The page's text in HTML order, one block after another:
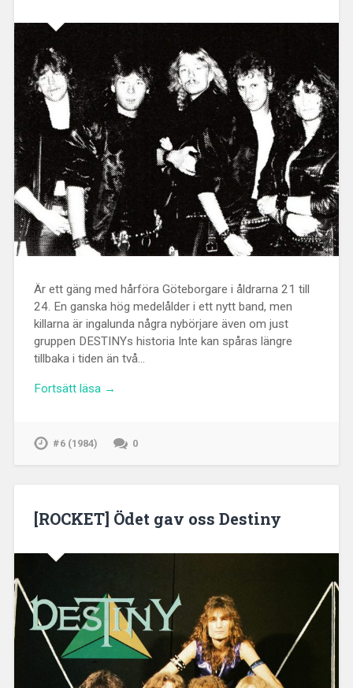
Är ett gäng med hårföra Göteborgare i åldrarna 21 till
24. En ganska hög medelålder i ett nytt band, men
killarna är ingalunda några nybörjare även om just
gruppen DESTINYs historia Inte kan spåras längre
tillbaka i tiden än två…
Fortsätt läsa →
#6 (1984) 0
[ROCKET] Ödet gav oss Destiny